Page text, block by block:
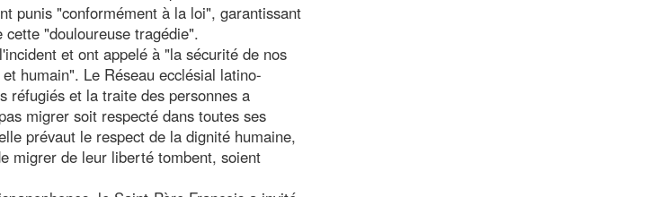
punis "conformément à la loi", garantissant
"douloureuse tragédie".
et ont appelé à "la sécurité de nos
humain". Le Réseau ecclésial latino-
réfugiés et la traite des personnes a
migrer soit respecté dans toutes ses
prévaut le respect de la dignité humaine,
migrer de leur liberté tombent, soient